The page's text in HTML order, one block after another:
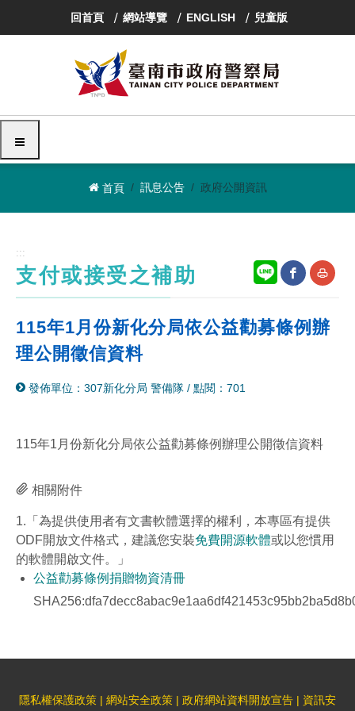
區
回首頁 網站導覽 ENGLISH 兒童版
選單
首頁 訊息公告 政府公開資訊
:::
支付或接受之補助
網
facebook
友
115年1月份新化分局依公益勸募條例辦
理公開徵信資料
發佈單位：307新化分局 警備隊 / 點閱：701
115年1月份新化分局依公益勸募條例辦理公開徵信資料
相關附件
1.「為提供使用者有文書軟體選擇的權利，本專區有提供
ODF開放文件格式，建議您安裝免費開源軟體或以您慣用
的軟體開啟文件。」
公益勸募條例捐贈物資清冊
隱私權保護政策 | 網站安全政策 | 政府網站資料開放宣告 | 資訊安